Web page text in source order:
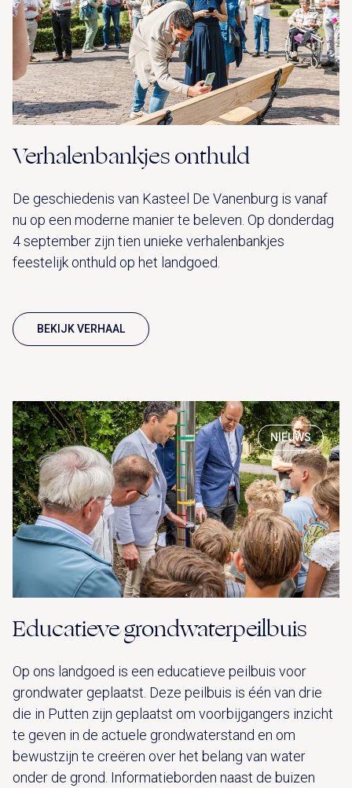
Verhalenbankjes onthuld
De geschiedenis van Kasteel De Vanenburg is vanaf
nu op een moderne manier te beleven. Op donderdag
4 september zijn tien unieke verhalenbankjes
feestelijk onthuld op het landgoed.
BEKIJK VERHAAL
NIEUWS
Educatieve grondwaterpeilbuis
Op ons landgoed is een educatieve peilbuis voor
grondwater geplaatst. Deze peilbuis is één van drie
die in Putten zijn geplaatst om voorbijgangers inzicht
te geven in de actuele grondwaterstand en om
bewustzijn te creëren over het belang van water
onder de grond. Informatieborden naast de buizen